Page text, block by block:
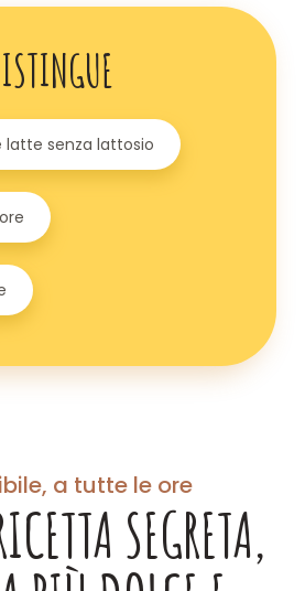
latte senza lattosio
a tutte le ore
SEGRETA,